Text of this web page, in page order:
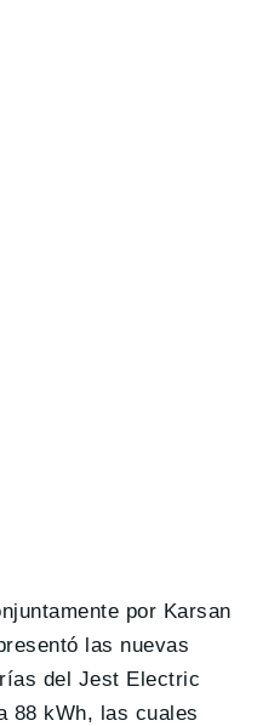
por Karsan
las nuevas
del Jest Electric
88 kWh, las cuales